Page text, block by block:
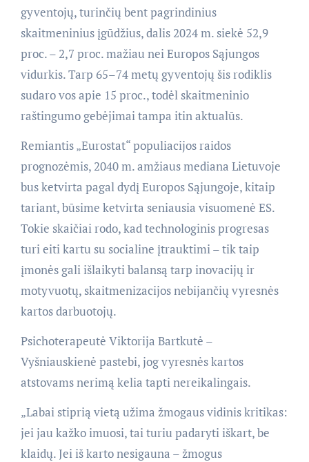
gyventojų, turinčių bent pagrindinius
skaitmeninius įgūdžius, dalis 2024 m. siekė 52,9
proc. – 2,7 proc. mažiau nei Europos Sąjungos
vidurkis. Tarp 65–74 metų gyventojų šis rodiklis
sudaro vos apie 15 proc., todėl skaitmeninio
raštingumo gebėjimai tampa itin aktualūs.
Remiantis „Eurostat“ populiacijos raidos
prognozėmis, 2040 m. amžiaus mediana Lietuvoje
bus ketvirta pagal dydį Europos Sąjungoje, kitaip
tariant, būsime ketvirta seniausia visuomenė ES.
Tokie skaičiai rodo, kad technologinis progresas
turi eiti kartu su socialine įtrauktimi – tik taip
įmonės gali išlaikyti balansą tarp inovacijų ir
motyvuotų, skaitmenizacijos nebijančių vyresnės
kartos darbuotojų.
Psichoterapeutė Viktorija Bartkutė –
Vyšniauskienė pastebi, jog vyresnės kartos
atstovams nerimą kelia tapti nereikalingais.
„Labai stiprią vietą užima žmogaus vidinis kritikas:
jei jau kažko imuosi, tai turiu padaryti iškart, be
klaidų. Jei iš karto nesigauna – žmogus